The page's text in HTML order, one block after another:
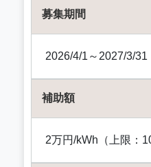
募集期間
2026/4/1～2027/3/31
補助額
2万円/kWh（上限：